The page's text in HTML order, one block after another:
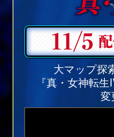
大マップ探
『真・女神転
変